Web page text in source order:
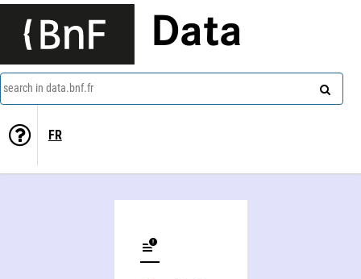
Data
search in data.bnf.fr
FR